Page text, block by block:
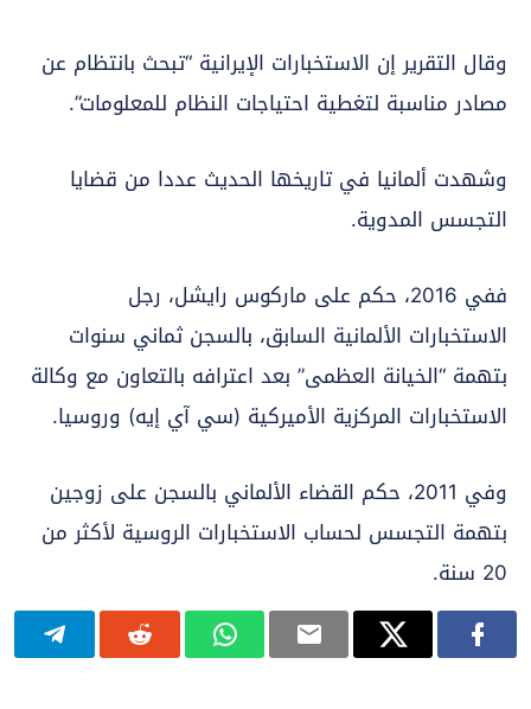
وقال التقرير إن الاستخبارات الإيرانية “تبحث بانتظام عن
مصادر مناسبة لتغطية احتياجات النظام للمعلومات”.
وشهدت ألمانيا في تاريخها الحديث عددا من قضايا
التجسس المدوية.
ففي 2016، حكم على ماركوس رايشل، رجل
الاستخبارات الألمانية السابق، بالسجن ثماني سنوات
بتهمة “الخيانة العظمى” بعد اعترافه بالتعاون مع وكالة
الاستخبارات المركزية الأميركية (سي آي إيه) وروسيا.
وفي 2011، حكم القضاء الألماني بالسجن على زوجين
بتهمة التجسس لحساب الاستخبارات الروسية لأكثر من
20 سنة.